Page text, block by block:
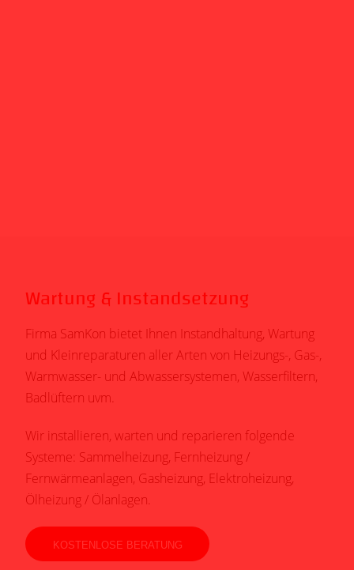
Wartung & Instandsetzung
Firma SamKon bietet Ihnen Instandhaltung, Wartung
und Kleinreparaturen aller Arten von Heizungs-, Gas-,
Warmwasser- und Abwassersystemen, Wasserfiltern,
Badlüftern uvm.
Wir installieren, warten und reparieren folgende
Systeme: Sammelheizung, Fernheizung /
Fernwärmeanlagen, Gasheizung, Elektroheizung,
Ölheizung / Ölanlagen.
KOSTENLOSE BERATUNG